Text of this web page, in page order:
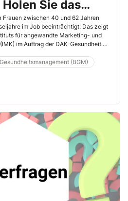
Sie das
Tabuzone!
Frauen zwischen 40 und 62 Jahren
im Job beeinträchtigt. Das zeigt
für angewandte Marketing- und
im Auftrag der DAK-Gesundheit.
am Arbeitsplatz. 48 %
darüber. Höchste Zeit,
(BGM)